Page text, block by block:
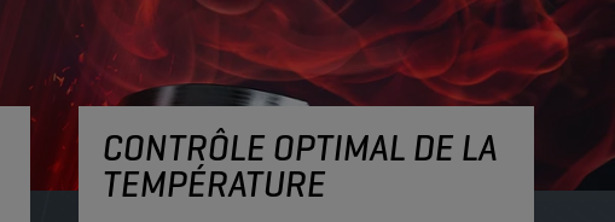
CONTRÔLE OPTIMAL DE LA
TEMPÉRATURE